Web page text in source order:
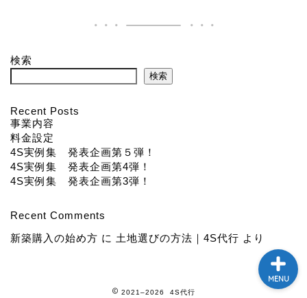
検索
検索
Recent Posts
事業内容
料金設定
4S実例集 発表企画第５弾！
4S実例集 発表企画第4弾！
4S実例集 発表企画第3弾！
Recent Comments
新築購入の始め方 に 土地選びの方法｜4S代行 より
2021–2026 4S代行
MENU